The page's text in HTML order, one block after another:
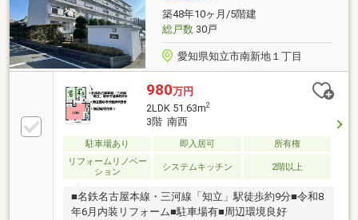
がります！■【ご内覧・ご来店 ご希望のお客様へ】■
お気軽にご連絡ください。資金計画や住宅ローンのご
相談も無料でご案内いたします。
築48年10ヶ月/5階建
総戸数30戸
愛知県知立市南新地１丁目
980万円
2LDK 51.63m2
3階 南西
駐車場あり 即入居可
所有権
リフォームリノベー
ション
システムキッチン 2階以上
■名鉄名古屋本線・三河線「知立」駅徒歩約9分■令和8
年6月内装リフォーム■駐車場有■周辺環境良好